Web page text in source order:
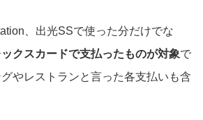
、出光SSで使った分だけでな
クスカードで支払ったものが対象で
やレストランと言った各支払いも含